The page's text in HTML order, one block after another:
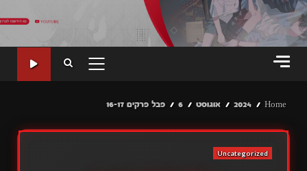
PRIMARY
Home
2024 אוגוסט 6 פבל פרקים 16-17
Uncategorized